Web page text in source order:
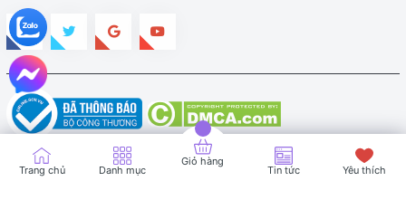
Bản quyền thuộc về TRANG ANH BABY STORE |Cung cấp bởiSapo
Trang chủ Danh mục
Giỏ hàng
Tin tức Yêu thích